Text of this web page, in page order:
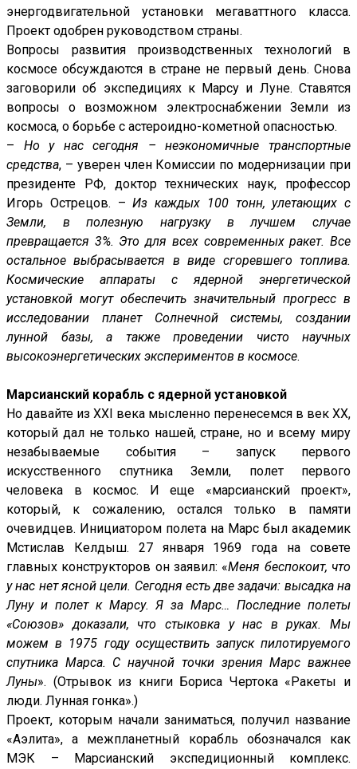
энергодвигательной установки мегаваттного класса.
Проект одобрен руководством страны.
Вопросы развития производственных технологий в
космосе обсуждаются в стране не первый день. Снова
заговорили об экспедициях к Марсу и Луне. Ставятся
вопросы о возможном электроснабжении Земли из
космоса, о борьбе с астероидно-кометной опасностью.
– Но у нас сегодня – неэкономичные транспортные
средства, – уверен член Комиссии по модернизации при
президенте РФ, доктор технических наук, профессор
Игорь Острецов. –Из каждых 100 тонн, улетающих с
Земли, в полезную нагрузку в лучшем случае
превращается 3%. Это для всех современных ракет. Все
остальное выбрасывается в виде сгоревшего топлива.
Космические аппараты с ядерной энергетической
установкой могут обеспечить значительный прогресс в
исследовании планет Солнечной системы, создании
лунной базы, а также проведении чисто научных
высокоэнергетических экспериментов в космосе.
Марсианский корабль с ядерной установкой
Но давайте из XXI века мысленно перенесемся в век XX,
который дал не только нашей, стране, но и всему миру
незабываемые события – запуск первого
искусственного спутника Земли, полет первого
человека в космос. И еще «марсианский проект»,
который, к сожалению, остался только в памяти
очевидцев. Инициатором полета на Марс был академик
Мстислав Келдыш. 27 января 1969 года на совете
главных конструкторов он заявил: «Меня беспокоит, что
у нас нет ясной цели. Сегодня есть две задачи: высадка на
Луну и полет к Марсу. Я за Марс… Последние полеты
«Союзов» доказали, что стыковка у нас в руках. Мы
можем в 1975 году осуществить запуск пилотируемого
спутника Марса. С научной точки зрения Марс важнее
Луны». (Отрывок из книги Бориса Чертока «Ракеты и
люди. Лунная гонка».)
Проект, которым начали заниматься, получил название
«Аэлита», а межпланетный корабль обозначался как
МЭК – Марсианский экспедиционный комплекс.